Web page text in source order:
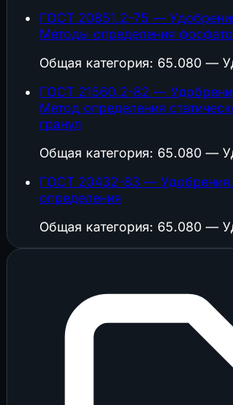
ГОСТ 20851.2-75 —
Методы определения
Общая категория: 65.080 —
ГОСТ 21560.2-82 —
Метод определения
гранул
Общая категория: 65.080 —
ГОСТ 20432-83 —
определения
Общая категория: 65.080 —